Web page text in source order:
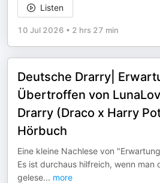
Listen
10 Jul 2026 • 2 hrs 27 min
Deutsche Drarry|
Übertroffen von
Drarry (Draco x Harry
Hörbuch
Eine kleine Nachlese von
Es ist durchaus hilfreich, wenn man
gelese... more